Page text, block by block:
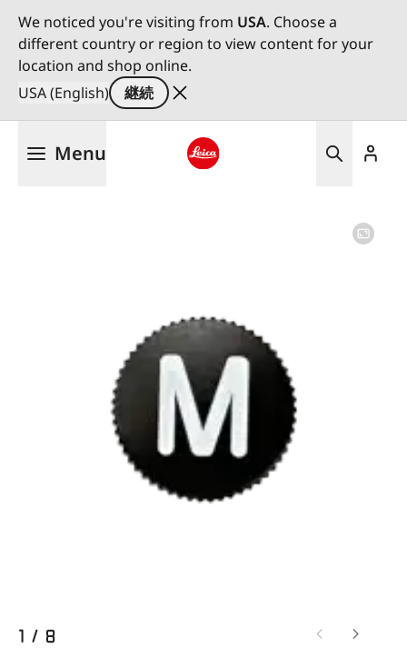
We noticed you're visiting from USA. Choose a
different country or region to view content for your
location and shop online.
USA (English)
継続
Menu
1 / 8